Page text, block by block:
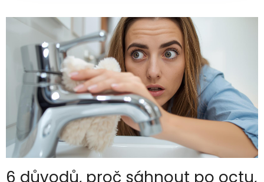
6 důvodů, proč sáhnout po octu,